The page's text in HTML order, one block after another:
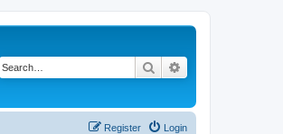
Search
Login
Register